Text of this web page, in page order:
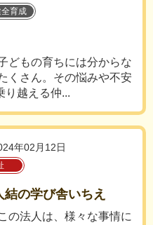
育成
どもの育ちには分からな
くさん。その悩みや不安
り越える仲...
年02月12日
結の学び舎いちえ
の法人は、様々な事情に